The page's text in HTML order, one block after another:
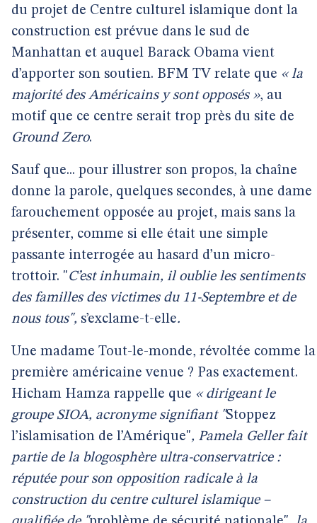
du projet de Centre culturel islamique dont la
construction est prévue dans le sud de
Manhattan et auquel Barack Obama vient
d’apporter son soutien. BFM TV relate que « la
majorité des Américains y sont opposés », au
motif que ce centre serait trop près du site de
Ground Zero.
Sauf que... pour illustrer son propos, la chaîne
donne la parole, quelques secondes, à une dame
farouchement opposée au projet, mais sans la
présenter, comme si elle était une simple
passante interrogée au hasard d’un micro-
trottoir. "C’est inhumain, il oublie les sentiments
des familles des victimes du 11-Septembre et de
nous tous", s’exclame-t-elle.
Une madame Tout-le-monde, révoltée comme la
première américaine venue ? Pas exactement.
Hicham Hamza rappelle que « dirigeant le
groupe SIOA, acronyme signifiant "Stoppez
l’islamisation de l’Amérique", Pamela Geller fait
partie de la blogosphère ultra-conservatrice :
réputée pour son opposition radicale à la
construction du centre culturel islamique –